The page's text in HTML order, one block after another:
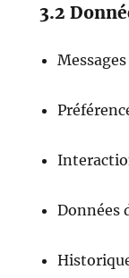
3.2
Données